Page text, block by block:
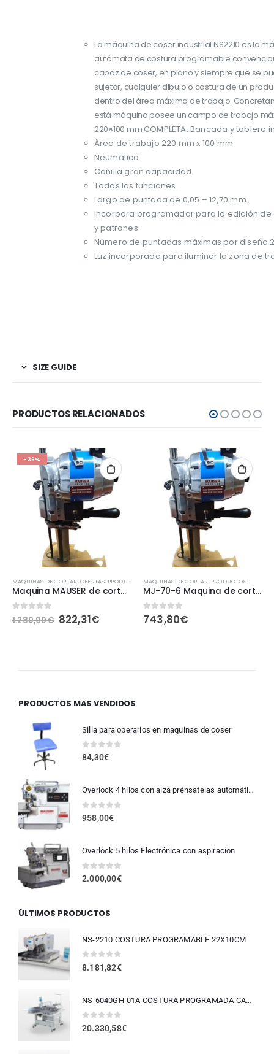
La máquina de coser industrial NS2210 es la
autómata de costura programable
capaz de coser, en plano y siempre que se
sujetar, cualquier dibujo o costura de un
dentro del área máxima de trabajo.
está máquina posee un campo de trabajo
220×100 mm.COMPLETA: Bancada y tablero
Área de trabajo 220 mm x 100 mm.
Neumática.
Canilla gran capacidad.
Todas las funciones.
Largo de puntada de 0,05 – 12,70 mm.
Incorpora programador para la edición de
y patrones.
Número de puntadas máximas por diseño
Luz incorporada para iluminar la zona de
SIZE GUIDE
PRODUCTOS RELACIONADOS
PRODUCTOS
-36%
MAQUINAS DE CORTAR,OFERTAS, PRODUCTOS
Maquina MAUSER de corte vertical 12
0 fuera de 5
1.280,99€ 822,31€
MAQUINAS DE CORTAR, PRODUCTOS
MJ-70-6 Maquina de corte vertical 6 pulgadas (12cm)
0 fuera de 5
743,80€
PRODUCTOS MAS VENDIDOS
Silla para operarios en maquinas de coser
0 fuera de 5
84,30€
Overlock 4 hilos con alza prénsatelas automático
0fuera de 5
958,00€
Overlock 5 hilos Electrónica con aspiracion
0 fuera de 5
2.000,00€
ÚLTIMOS PRODUCTOS
NS-2210 COSTURA PROGRAMABLE 22X10CM
0 fuera de 5
8.181,82€
NS-6040GH-01A COSTURA PROGRAMADA CAMPO 60X40CM
0fuera de 5
20.330,58€